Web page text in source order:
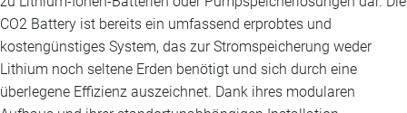
CO2 Battery ist bereits ein umfassend erprobtes und
kostengünstiges System, das zur Stromspeicherung weder
Lithium noch seltene Erden benötigt und sich durch eine
überlegene Effizienz auszeichnet. Dank ihres modularen